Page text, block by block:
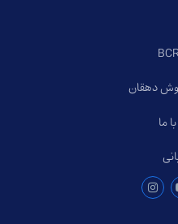
دهقان
ما